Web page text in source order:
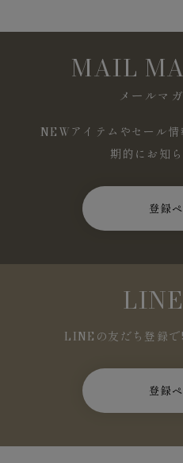
MAIL
メールマ
NEWアイテムやセール
期的にお知
登録
LINEの友だち登録
登録